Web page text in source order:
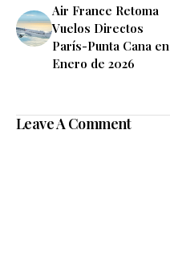
Air France Retoma
Vuelos Directos
París-Punta Cana en
Enero de 2026
Leave A Comment